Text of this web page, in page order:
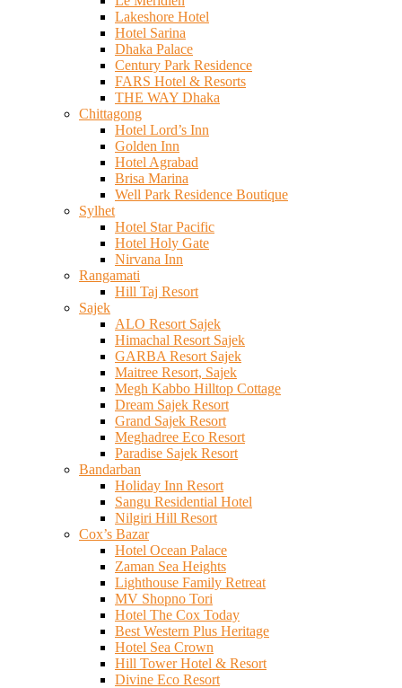
Lakeshore Hotel
Hotel Sarina
Dhaka Palace
Century Park Residence
FARS Hotel & Resorts
THE WAY Dhaka
Chittagong
Hotel Lord’s Inn
Golden Inn
Hotel Agrabad
Brisa Marina
Well Park Residence Boutique
Sylhet
Hotel Star Pacific
Hotel Holy Gate
Nirvana Inn
Rangamati
Hill Taj Resort
Sajek
ALO Resort Sajek
Himachal Resort Sajek
GARBA Resort Sajek
Maitree Resort, Sajek
Megh Kabbo Hilltop Cottage
Dream Sajek Resort
Grand Sajek Resort
Meghadree Eco Resort
Paradise Sajek Resort
Bandarban
Holiday Inn Resort
Sangu Residential Hotel
Nilgiri Hill Resort
Cox’s Bazar
Hotel Ocean Palace
Zaman Sea Heights
Lighthouse Family Retreat
MV Shopno Tori
Hotel The Cox Today
Best Western Plus Heritage
Hotel Sea Crown
Hill Tower Hotel & Resort
Divine Eco Resort